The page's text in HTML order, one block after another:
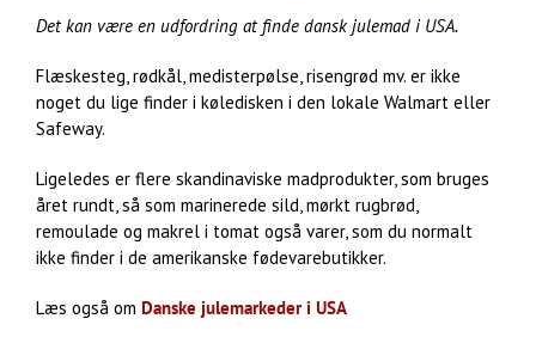
Det kan være en udfordring at finde dansk julemad i USA.
Flæskesteg, rødkål, medisterpølse, risengrød mv. er ikke
noget du lige finder i køledisken i den lokale Walmart eller
Safeway.
Ligeledes er flere skandinaviske madprodukter, som bruges
året rundt, så som marinerede sild, mørkt rugbrød,
remoulade og makrel i tomat også varer, som du normalt
ikke finder i de amerikanske fødevarebutikker.
Læs også om Danske julemarkeder i USA